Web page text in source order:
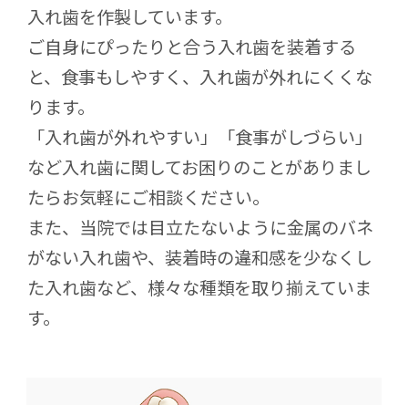
入れ歯を作製しています。
ご自身にぴったりと合う入れ歯を装着する
と、食事もしやすく、入れ歯が外れにくくな
ります。
「入れ歯が外れやすい」「食事がしづらい」
など入れ歯に関してお困りのことがありまし
たらお気軽にご相談ください。
また、当院では目立たないように金属のバネ
がない入れ歯や、装着時の違和感を少なくし
た入れ歯など、様々な種類を取り揃えていま
す。